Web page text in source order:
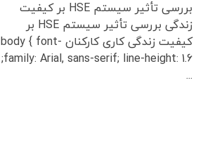
بررسی تأثیر سیستم HSE بر کیفیت
زندگی بررسی تأثیر سیستم HSE بر
کیفیت زندگی کاری کارکنان body { font-
family: Arial, sans-serif; line-height: 1.6;
...